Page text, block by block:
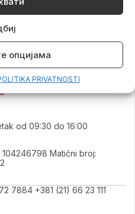
опцијама
PRIVATNOSTI
Centar za edukciju
kandidata za
od 09:30 do 16:00
Matični broj:
7884 +381 (21) 66 23 111